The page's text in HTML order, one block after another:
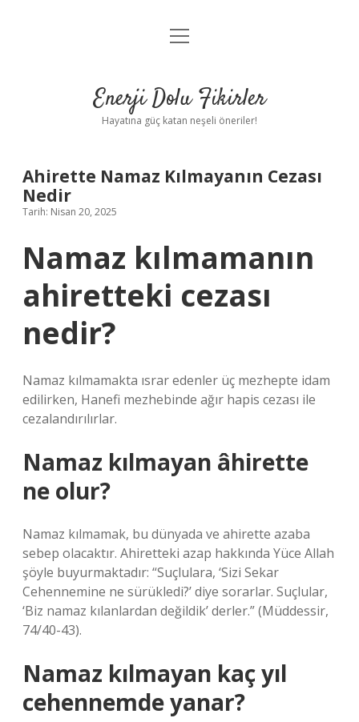
Anasayfa
Yasal Uyarı
menüyü
Enerji Dolu Fikirler
Hayatına güç katan neşeli öneriler!
Ahirette Namaz Kılmayanın Cezası
Nedir
Tarih: Nisan 20, 2025
Namaz kılmamanın
ahiretteki cezası
nedir?
Namaz kılmamakta ısrar edenler üç mezhepte idam
edilirken, Hanefi mezhebinde ağır hapis cezası ile
cezalandırılırlar.
Namaz kılmayan âhirette
ne olur?
Namaz kılmamak, bu dünyada ve ahirette azaba
sebep olacaktır. Ahiretteki azap hakkında Yüce Allah
şöyle buyurmaktadır: “Suçlulara, ‘Sizi Sekar
Cehennemine ne sürükledi?’ diye sorarlar. Suçlular,
‘Biz namaz kılanlardan değildik’ derler.” (Müddessir,
74/40-43).
Namaz kılmayan kaç yıl
cehennemde yanar?